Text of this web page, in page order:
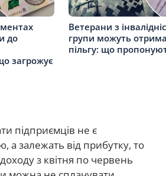
до
загрожує
Ветерани з
групи можуть
пільгу: що
підприємців не є
а залежать від прибутку, то
доходу з квітня по червень